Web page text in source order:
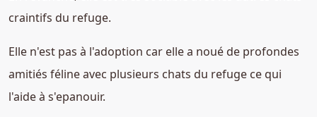
craintifs du refuge.
Elle n'est pas à l'adoption car elle a noué de profondes
amitiés féline avec plusieurs chats du refuge ce qui
l'aide à s'epanouir.